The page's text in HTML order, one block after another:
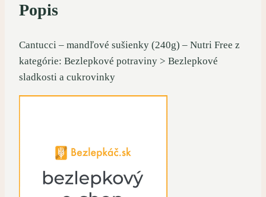
Popis
Cantucci – mandľové sušienky (240g) – Nutri Free z
kategórie: Bezlepkové potraviny > Bezlepkové
sladkosti a cukrovinky